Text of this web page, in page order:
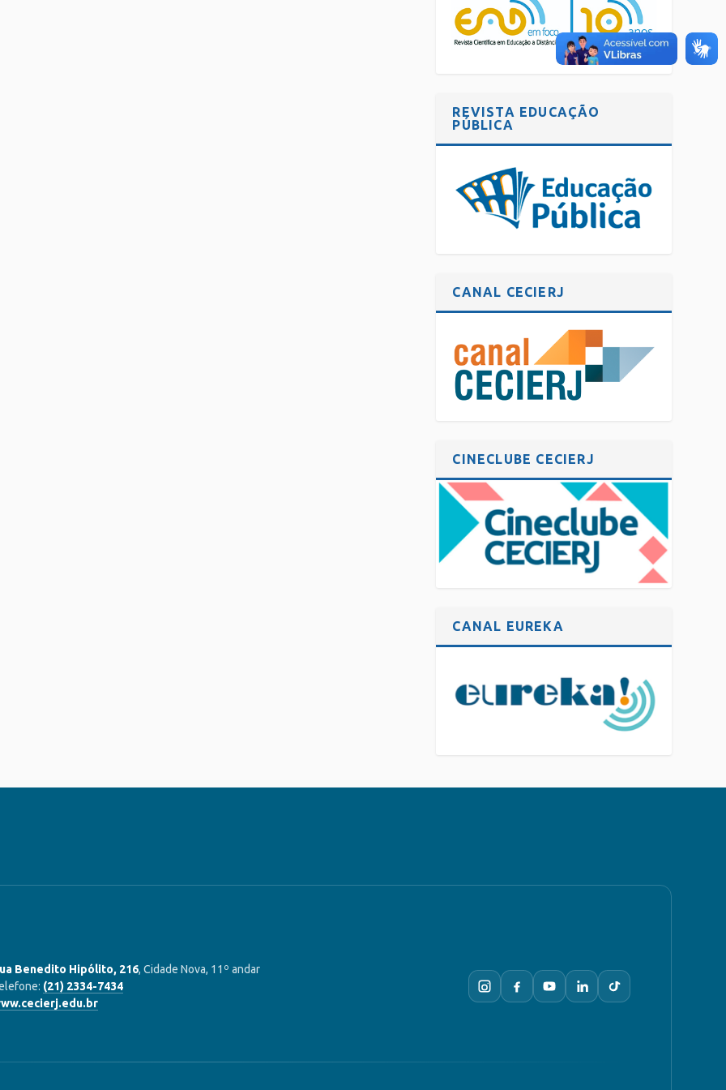
REVISTA EDUCAÇÃO
PÚBLICA
CANAL CECIERJ
CINECLUBE CECIERJ
CANAL EUREKA
Benedito Hipólito, 216, Cidade Nova, 11º andar
(21) 2334-7434